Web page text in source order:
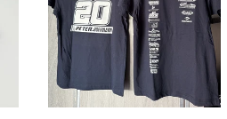
Peter
T-
Shirt
2025